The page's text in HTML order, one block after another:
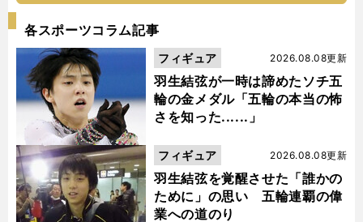
各スポーツコラム記事
羽生結弦が一時は諦めたソチ五
輪の金メダル「五輪の本当の怖
さを知った......」
2026.08.08更新
フィギュア
羽生結弦を覚醒させた「誰かの
ために」の思い 五輪連覇の偉
業への道のり
2026.08.08更新
フィギュア